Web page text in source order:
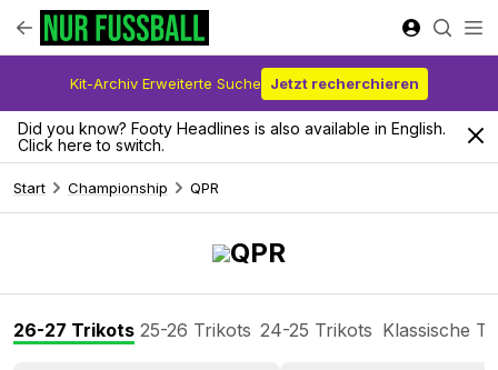
Kit-Archiv Erweiterte Suche Jetzt recherchieren
Did you know? Footy Headlines is also available in English.
Click here to switch.
Start Championship QPR
QPR
26-27 Trikots 25-26 Trikots 24-25 Trikots Klassische